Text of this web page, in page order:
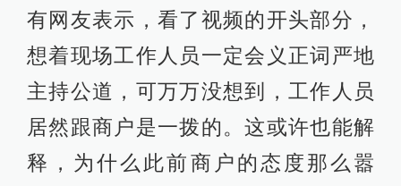
有网友表示，看了视频的开头部分，
想着现场工作人员一定会义正词严地
主持公道，可万万没想到，工作人员
居然跟商户是一拨的。这或许也能解
释，为什么此前商户的态度那么嚣